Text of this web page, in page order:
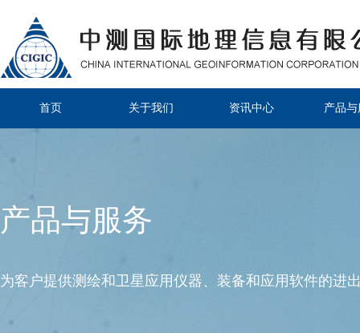
首页 关于我们 资讯中心 产品与
产品与服务
为客户提供测绘和卫星应用仪器、装备和应用软件的进